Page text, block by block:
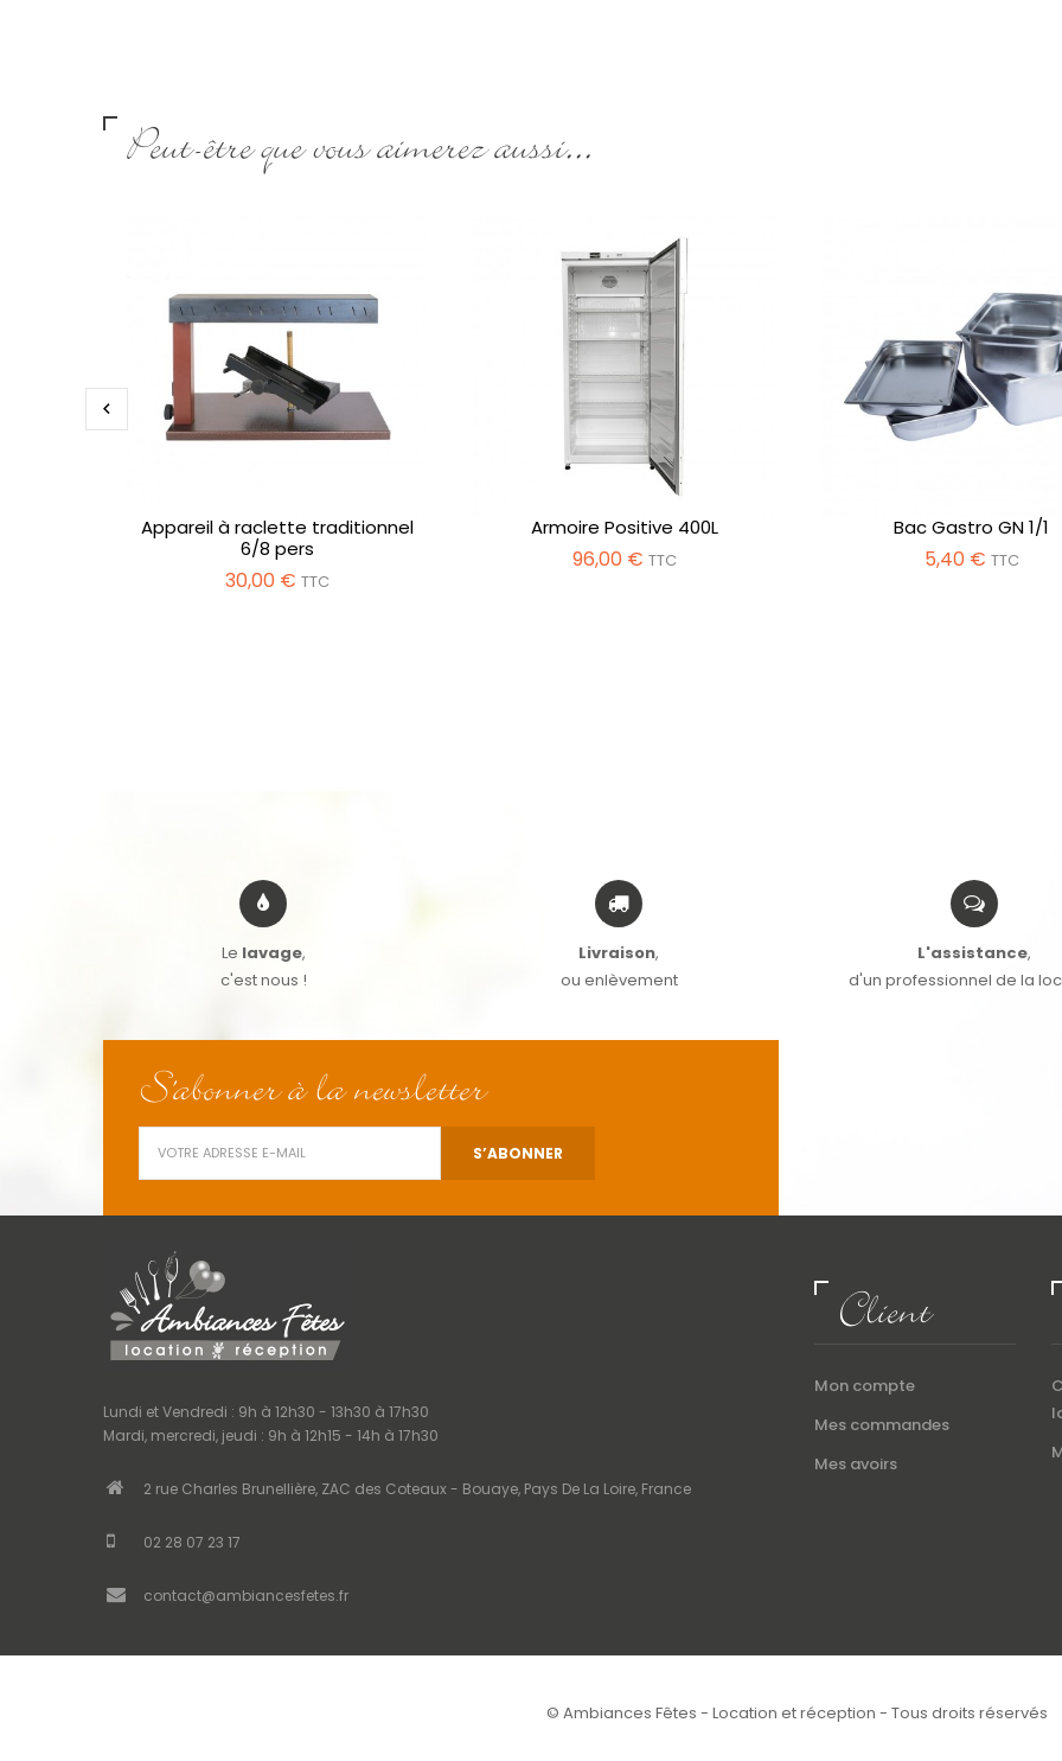
Peut-être que vous aimerez aussi...

Appareil à raclette traditionnel
6/8 pers
30,00 € TTC
Armoire Positive 400L
96,00 € TTC
Bac Gastro GN 1/1
5,40 € TTC
Le lavage,
c'est nous !
Livraison,
ou enlèvement
L'assistance,
d'un professionnel de la
S'abonner à la newsletter
Lundi et Vendredi : 9h à 12h30 - 13h30 à 17h30
Mardi, mercredi, jeudi : 9h à 12h15 - 14h à 17h30
2 rue Charles Brunellière, ZAC des Coteaux - Bouaye, Pays De La Loire, France
02 28 07 23 17
contact@ambiancesfetes.fr
Client
Mon compte
Mes commandes
Mes avoirs
© Ambiances Fêtes - Location et réception - Tous droits réservés